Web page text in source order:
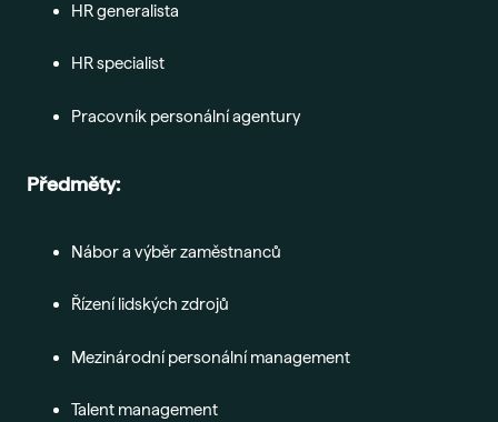
HR generalista
HR specialist
Pracovník personální agentury
Předměty:
Nábor a výběr zaměstnanců
Řízení lidských zdrojů
Mezinárodní personální management
Talent management